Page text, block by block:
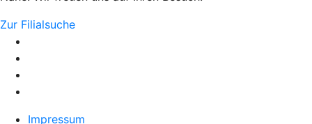
Zur Filialsuche
Impressum